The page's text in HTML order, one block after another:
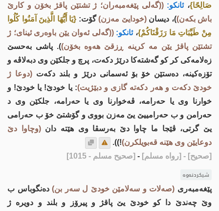
صَالِحًا}، ئانكو: ((گه‌لی پێغەمبەران؛ ژ تشتێن پاقژ بخۆن و کارێ
باش بکەن))، دیسان(خودایێ مه‌زن)گۆت: {يَا أَيُّهَا الَّذِينَ آمَنُوا كُلُوا
مِنْ طَيِّبَاتِ مَا رَزَقْنَاكُمْ}، ئانكو: ((گه‌لی ئەوان یێن باوەری ئینای؛ ژ
تشتێن پاقژ یێن مه‌ كرینه‌ ڕزقێ هه‌وه‌ بخۆن)). پاشی بەحسێ
زەلامەکی کر کو گەشتەکا درێژ دکەت، پرچ و جلکێن وی دبەلاڤه‌ و
تۆزه‌كینە، دەستێن خۆ بۆ ئەسمانی درێژ و بلند دکەت (دوعا ژ
خودێ دكه‌ت و هه‌ر دكه‌ته گازی و دبێژیت): یا خودێ! یا خودێ! و
خوارنا وی یا حەرامە، ڤەخوارنا وی یا حەرامە، جلکێن وی د
حەرامن و ب حەرامییێ یێ مه‌زن بووی و گۆشتێ خۆ ب حه‌رامی
یێ گرتی، ڤێجا ما چاوا دێ به‌رسڤا وی هێته‌ دان(وچاوا دێ
دوعایێن وی هێنه‌ قه‌بویلكرن)!)).
[صحيح] - [رواه مسلم] - [صحيح مسلم - 1015]
شیکردنەوە
پێغه‌مبه‌ری (صه‌لات و سه‌لامێن خودێ ل سه‌ر بن)ده‌نگوباس ب
وێ چه‌ندێ دا كو خودێ یێ پاقژ و پیرۆز و بلند و دویره‌ ژ